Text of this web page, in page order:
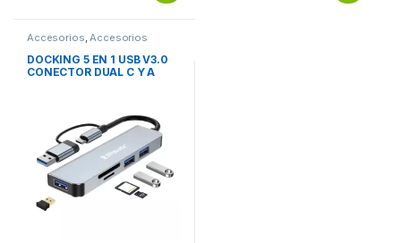
Accesorios Accesorios
Notebook / Tablet
DOCKING 5 EN 1 USB V3.0
CONECTOR DUAL C Y A